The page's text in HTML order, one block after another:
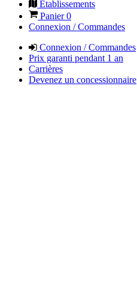
Établissements
Panier0
Connexion / Commandes
Connexion / Commandes
Prix garanti pendant 1 an
Carrières
Devenez un concessionnaire